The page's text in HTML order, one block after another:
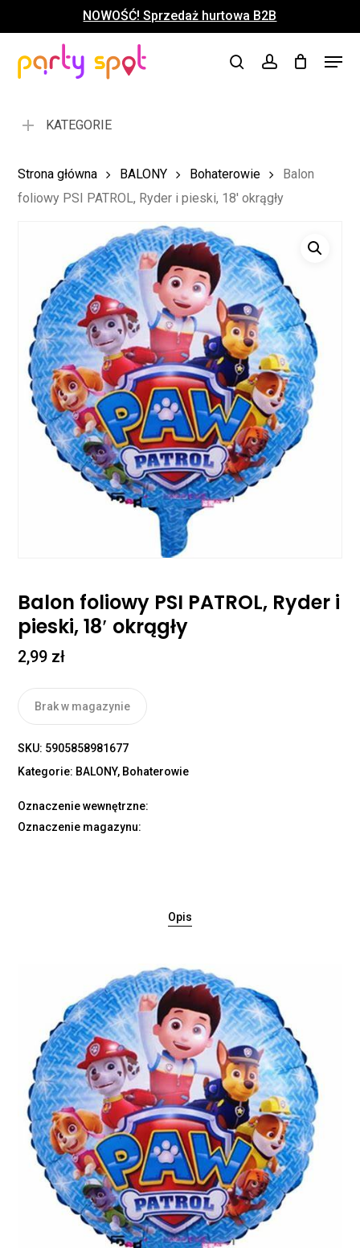
to
content
NOWOŚĆ! Sprzedaż hurtowa B2B
searchaccount
Menu
Koszyk Close
KATEGORIE
Strona główna BALONY Bohaterowie
Balon
foliowy PSI PATROL, Ryder i pieski, 18′ okrągły
Balon foliowy PSI PATROL, Ryder i
pieski, 18′ okrągły
2,99 zł
Brak w magazynie
SKU: 5905858981677
Kategorie: BALONY, Bohaterowie
Oznaczenie wewnętrzne:
Oznaczenie magazynu:
Opis
Menu